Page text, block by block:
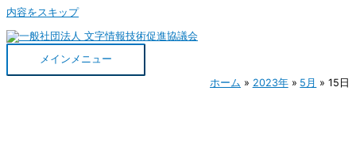
内容をスキップ
メインメニュー
ホーム
2023年 5月 15日